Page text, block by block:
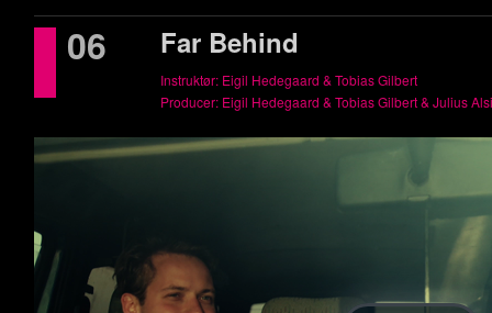
06 Far Behind
Instruktør: Eigil Hedegaard & Tobias Gilbert
Producer: Eigil Hedegaard & Tobias Gilbert & Julius